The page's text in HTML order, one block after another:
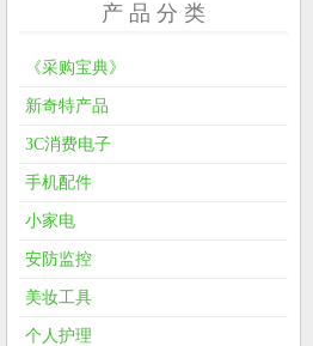
产 品 分 类
《采购宝典》
新奇特产品
3C消费电子
手机配件
小家电
安防监控
美妆工具
个人护理